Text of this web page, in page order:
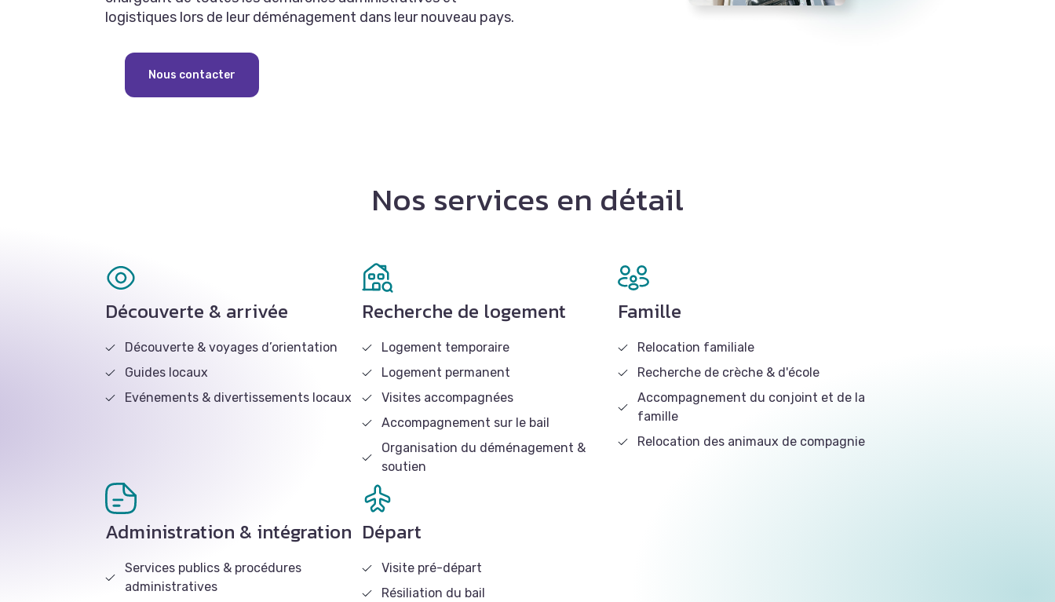
logistiques lors de leur déménagement dans leur nouveau pays.
Nous contacter
Nos services en détail
Découverte & arrivée
Découverte & voyages d’orientation
Guides locaux
Evénements & divertissements locaux
Recherche de logement
Logement temporaire
Logement permanent
Visites accompagnées
Accompagnement sur le bail
Organisation du déménagement &
soutien
Famille
Relocation familiale
Recherche de crèche & d'école
Accompagnement du conjoint et de la
famille
Relocation des animaux de compagnie
Administration & intégration
Services publics & procédures
administratives
Départ
Visite pré-départ
Résiliation du bail